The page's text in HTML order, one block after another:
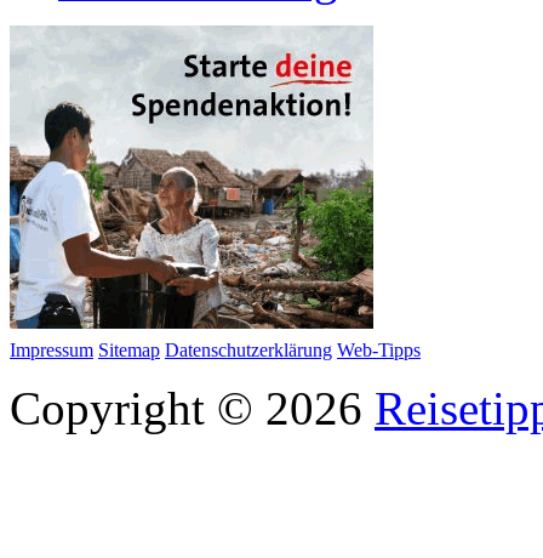
Impressum Sitemap Datenschutzerklärung Web-Tipps
Copyright © 2026